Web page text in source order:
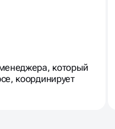
который
координирует